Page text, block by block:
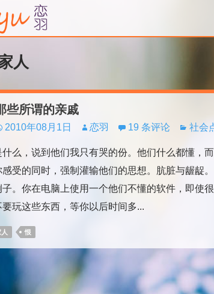
人
些所谓的亲戚
2010年08月1日 恋羽 19 条评论 社会
，说到他们我只有哭的份。他们什么都懂，而
受的同时，强制灌输他们的思想。肮脏与龌龊。
你在电脑上使用一个他们不懂的软件，即使很
玩这些东西，等你以后时间多...
恨